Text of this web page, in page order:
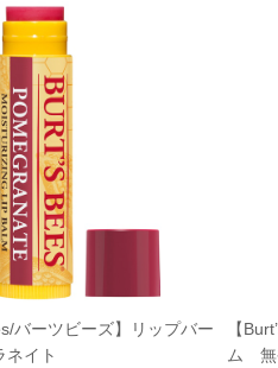
バーツビーズ】リップバー
イト
【
ム 無